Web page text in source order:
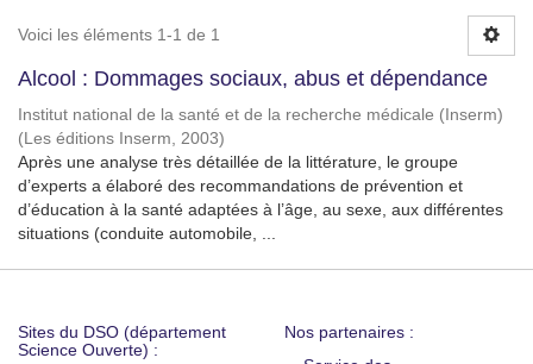
Voici les éléments 1-1 de 1
Alcool : Dommages sociaux, abus et dépendance
Institut national de la santé et de la recherche médicale (Inserm)
(Les éditions Inserm, 2003)
Après une analyse très détaillée de la littérature, le groupe
d’experts a élaboré des recommandations de prévention et
d’éducation à la santé adaptées à l’âge, au sexe, aux différentes
situations (conduite automobile, ...
Sites du DSO (département
Science Ouverte) :
Nos partenaires :